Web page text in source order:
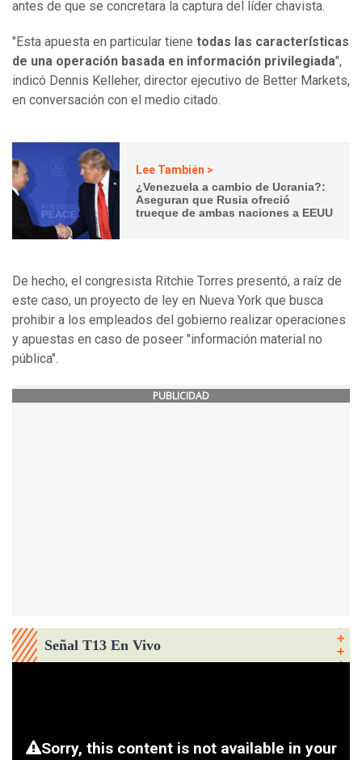
antes de que se concretara la captura del líder chavista.
"Esta apuesta en particular tiene todas las características
de una operación basada en información privilegiada",
indicó Dennis Kelleher, director ejecutivo de Better Markets,
en conversación con el medio citado.
Lee También >
¿Venezuela a cambio de Ucrania?:
Aseguran que Rusia ofreció
trueque de ambas naciones a EEUU
De hecho, el congresista Ritchie Torres presentó, a raíz de
este caso, un proyecto de ley en Nueva York que busca
prohibir a los empleados del gobierno realizar operaciones
y apuestas en caso de poseer "información material no
pública".
PUBLICIDAD
Señal T13 En Vivo